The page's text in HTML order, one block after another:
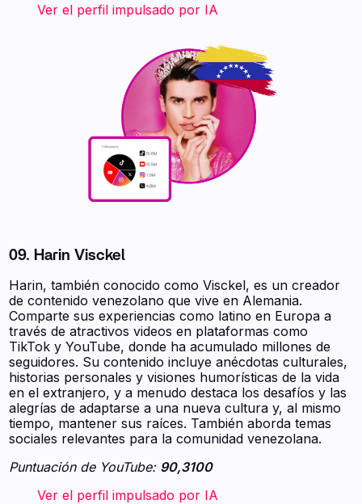
‍ ‍ ‍ ‍ ‍ ‍ ‍ Ver el perfil impulsado por IA ‍ ‍ ‍
09. Harin Visckel
Harin, también conocido como Visckel, es un creador
de contenido venezolano que vive en Alemania.
Comparte sus experiencias como latino en Europa a
través de atractivos videos en plataformas como
TikTok y YouTube, donde ha acumulado millones de
seguidores. Su contenido incluye anécdotas culturales,
historias personales y visiones humorísticas de la vida
en el extranjero, y a menudo destaca los desafíos y las
alegrías de adaptarse a una nueva cultura y, al mismo
tiempo, mantener sus raíces. También aborda temas
sociales relevantes para la comunidad venezolana.
Puntuación de YouTube: 90,3100
‍ ‍ ‍ ‍ ‍ ‍ ‍ Ver el perfil impulsado por IA ‍ ‍ ‍